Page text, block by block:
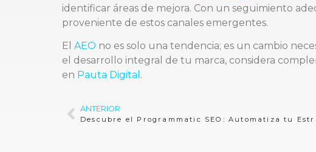
identificar áreas de mejora. Con un seguimiento
proveniente de estos canales emergentes.
El AEO no es solo una tendencia; es un cambio
el desarrollo integral de tu marca, considera
en Pauta Digital .
ANTERIOR